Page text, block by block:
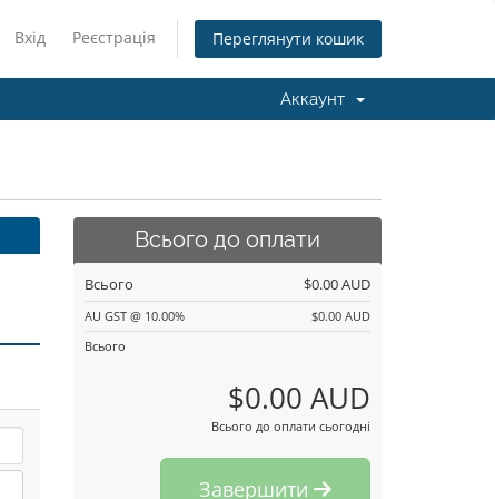
Вхід Реєстрація Переглянути кошик
Аккаунт
Всього до оплати
Всього $0.00 AUD
AU GST @ 10.00%
$0.00 AUD
Всього
$0.00 AUD
Всього до оплати сьогодні
Завершити